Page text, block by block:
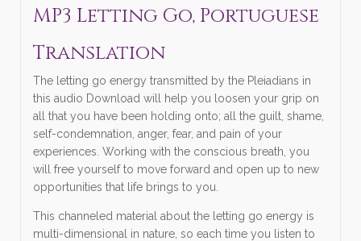
MP3 Letting Go, Portuguese
Translation
The letting go energy transmitted by the Pleiadians in
this audio Download will help you loosen your grip on
all that you have been holding onto; all the guilt, shame,
self-condemnation, anger, fear, and pain of your
experiences. Working with the conscious breath, you
will free yourself to move forward and open up to new
opportunities that life brings to you.
This channeled material about the letting go energy is
multi-dimensional in nature, so each time you listen to